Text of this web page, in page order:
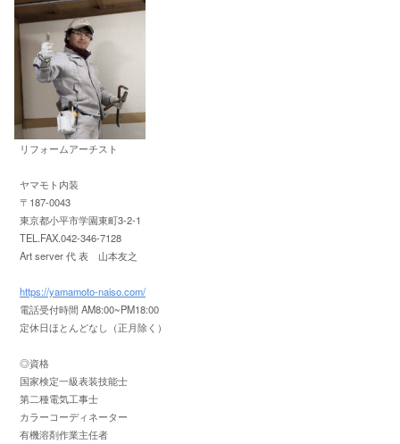
リフォームアーチスト
ヤマモト内装
〒187-0043
東京都小平市学園東町3-2-1
TEL.FAX.042-346-7128
Art server 代 表 山本友之
https://yamamoto-naiso.com/
電話受付時間 AM8:00~PM18:00
定休日ほとんどなし（正月除く）
◎資格
国家検定一級表装技能士
第二種電気工事士
カラーコーディネーター
有機溶剤作業主任者